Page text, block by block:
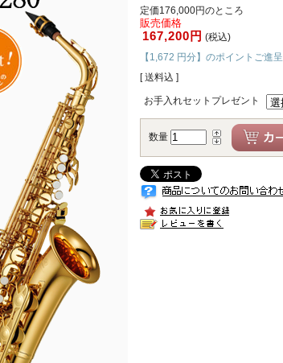
定価176,000円のところ
販売価格
167,200円 (税込)
【1,672 円分】のポイントご進呈
[ 送料込 ]
お手入れセットプレゼント
数量